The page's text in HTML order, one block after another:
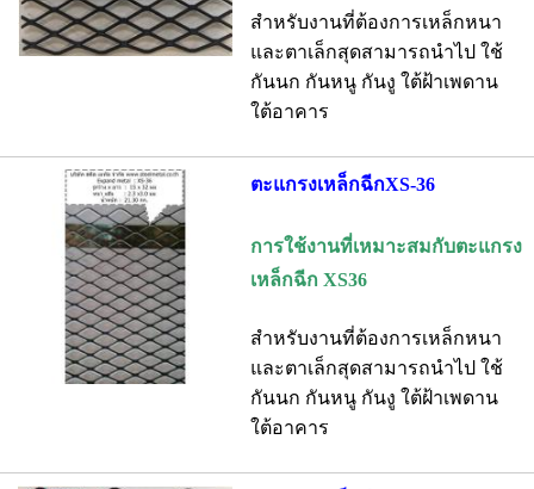
สำหรับงานที่ต้องการเหล็กหนา
และตาเล็กสุดสามารถนำไป ใช้
กันนก กันหนู กันงู ใต้ฝ้าเพดาน
ใต้อาคาร
ตะแกรงเหล็กฉีกXS-36
การใช้งานที่เหมาะสมกับตะแกรง
เหล็กฉีก XS36
สำหรับงานที่ต้องการเหล็กหนา
และตาเล็กสุดสามารถนำไป ใช้
กันนก กันหนู กันงู ใต้ฝ้าเพดาน
ใต้อาคาร